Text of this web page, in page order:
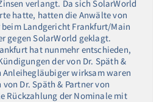
verlangt. Da sich SolarWorld
hatte, hatten die Anwälte von
beim Landgericht Frankfurt/Main
gegen SolarWorld geklagt.
hat nunmehr entschieden,
der von Dr. Späth &
Anleihegläubiger wirksam waren
Dr. Späth & Partner von
Rückzahlung der Nominale mit